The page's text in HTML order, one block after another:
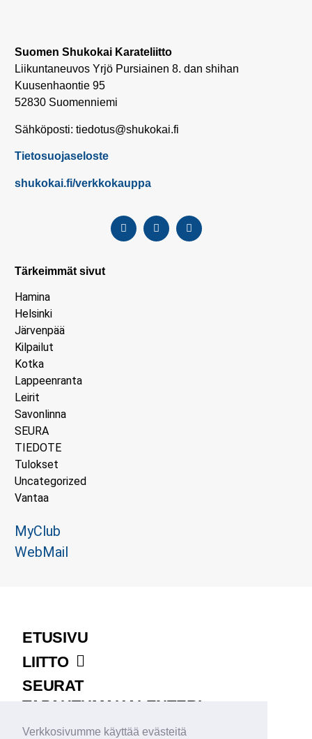
Verkkosivumme käyttää evästeitä
Suomen Shukokai Karateliitto
Liikuntaneuvos Yrjö Pursiainen 8. dan shihan
Kuusenhaontie 95
52830 Suomenniemi
Sähköposti: tiedotus@shukokai.fi
Tietosuojaseloste
shukokai.fi/verkkokauppa
Tärkeimmät sivut
Hamina
Helsinki
Järvenpää
Kilpailut
Kotka
Lappeenranta
Leirit
Savonlinna
SEURA
TIEDOTE
Tulokset
Uncategorized
Vantaa
MyClub
WebMail
ETUSIVU
LIITTO
SEURAT
TAPAHTUMAKALENTERI
LEIRIT JA KILPAILUT